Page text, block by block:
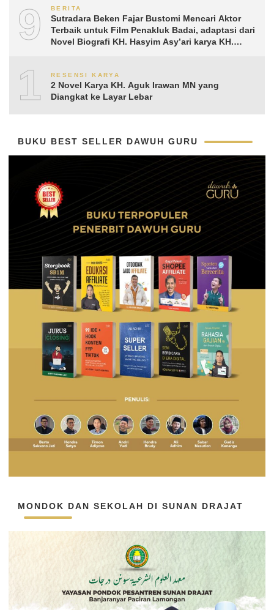
9 BERITA
Sutradara Beken Fajar Bustomi Mencari Aktor
Terbaik untuk Film Penakluk Badai, adaptasi dari
Novel Biografi KH. Hasyim Asy’ari karya KH.
10RESENSI KARYA
2 Novel Karya KH. Aguk Irawan MN yang
Diangkat ke Layar Lebar
BUKU BEST SELLER DAWUH GURU
MONDOK DAN SEKOLAH DI SUNAN DRAJAT